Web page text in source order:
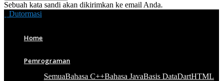
Sebuah kata sandi akan dikirimkan ke email Anda.
Dutormasi
Home
Pemrograman
SemuaBahasa C++Bahasa JavaBasis DataDartHTML